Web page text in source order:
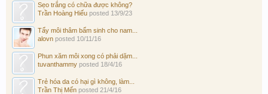
Sẹo trắng có chữa được không?
Trần Hoàng Hiếu posted 13/9/23
Tẩy môi thâm bẩm sinh cho nam...
alovn posted 10/11/16
Phun xăm môi xong có phải dặm...
tuvanthammy posted 18/4/16
Trẻ hóa da có hại gì không, làm...
Trần Thị Mến posted 21/4/16